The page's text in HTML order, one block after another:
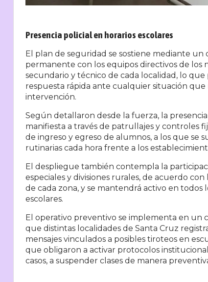
Presencia policial en horarios escolares
El plan de seguridad se sostiene mediante un
permanente con los equipos directivos de los
secundario y técnico de cada localidad, lo
respuesta rápida ante cualquier situación que
intervención.
Según detallaron desde la fuerza, la presencia
manifiesta a través de patrullajes y controles
de ingreso y egreso de alumnos, a los que se
rutinarias cada hora frente a los
El despliegue también contempla la
especiales y divisiones rurales, de acuerdo con
de cada zona, y se mantendrá activo en todos
escolares.
El operativo preventivo se implementa en un
que distintas localidades de Santa Cruz
mensajes vinculados a posibles tiroteos en
que obligaron a activar protocolos
casos, a suspender clases de manera